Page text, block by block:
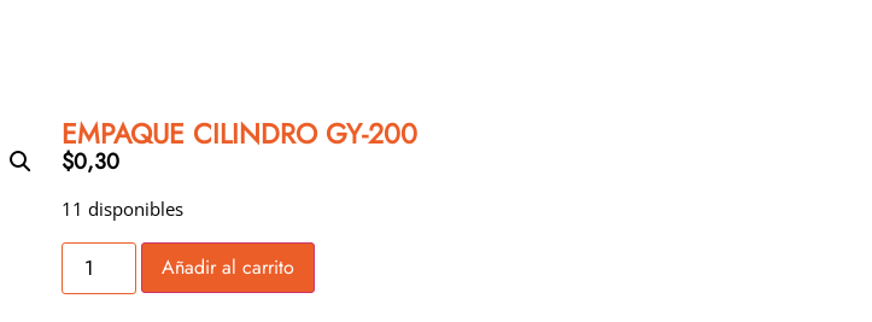
EMPAQUE CILINDRO GY-200
$0,30
11 disponibles
Añadir al carrito